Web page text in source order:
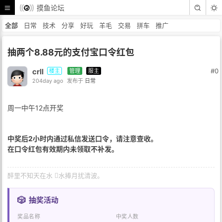
摸鱼论坛
全部 日常 技术 分享 好玩 羊毛 交易 拼车 推广
抽两个8.88元的支付宝口令红包
crll 楼主 管理
服主
204day ago
发布于 日常
#0
周一中午12点开奖
中奖后2小时内通过私信发送口令，请注意查收。
在口令红包有效期内未领取不补发。
醉里不知天在水 𢵗水捧月扰清波。
🎲 抽奖活动
奖品名称 中奖人数